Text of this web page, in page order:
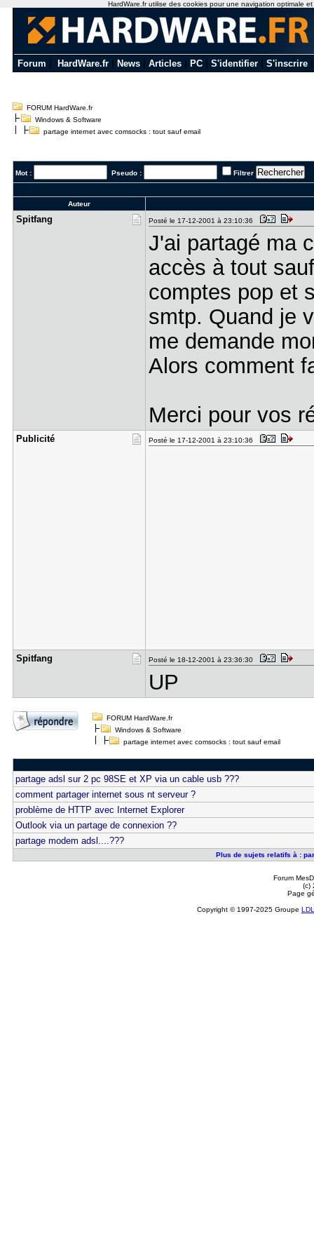
Forum HardWare.fr News Articles PC S'identifier S'inscrire
FORUM HardWare.fr
Windows & Software
partage internet avec comsocks : tout sauf email
Mot : Pseudo : Filtrer
Auteur
Spitfang Posté le 17-12-2001 à 23:10:36
J'ai partagé ma
accès à tout
comptes pop et
smtp. Quand je
me demande
Alors comment
Merci pour vos
Publicité Posté le 17-12-2001 à 23:10:36
Spitfang Posté le 18-12-2001 à 23:36:30
UP
FORUM HardWare.fr
Windows & Software
partage internet avec comsocks : tout sauf email
partage adsl sur 2 pc 98SE et XP via un cable usb ???
comment partager internet sous nt serveur ?
problème de HTTP avec Internet Explorer
Outlook via un partage de connexion ??
partage modem adsl....???
Plus de sujets relatifs à :
Forum
(c)
Page
Copyright © 1997-2025 Groupe
HardWare.fr utilise des cookies pour une navigation optimale